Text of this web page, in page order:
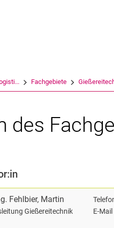
Fachgebiete
des
Fehlbier, Martin
Gießereitechnik
E-Mail